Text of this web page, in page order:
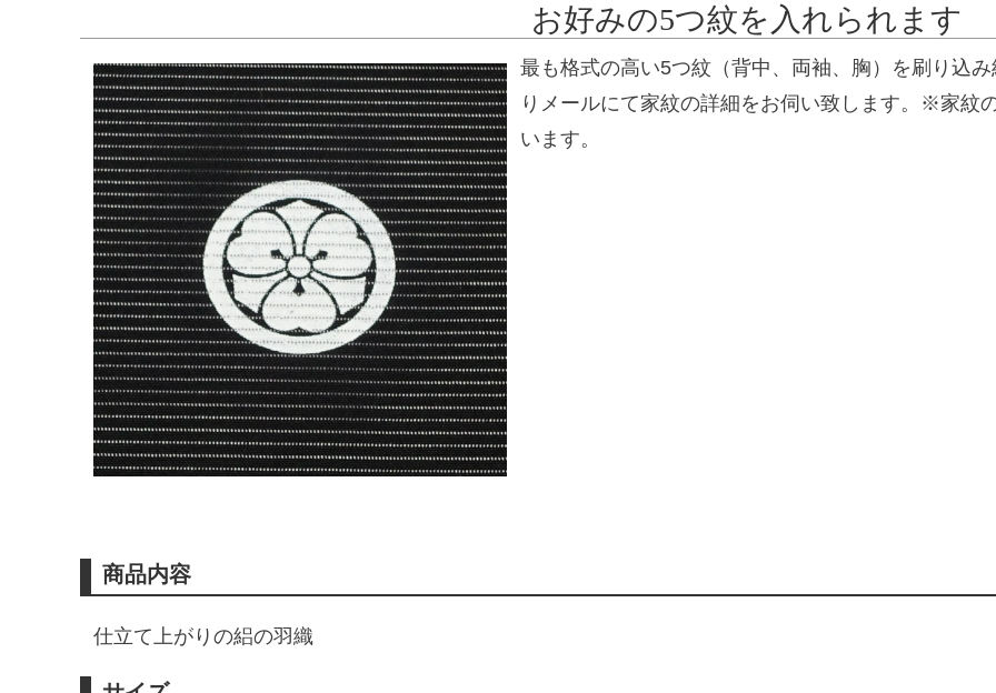
お好みの5つ紋を入れられます
最も格式の高い5つ紋（背中、両袖、胸）を刷り込
りメールにて家紋の詳細をお伺い致します。※家紋
います。
商品内容
仕立て上がりの絽の羽織